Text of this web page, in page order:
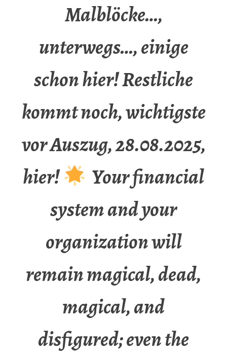
Malblöcke…,
unterwegs…, einige
schon hier! Restliche
kommt noch, wichtigste
vor Auszug, 28.08.2025,
hier!
Your financial
system and your
organization will
remain magical, dead,
magical, and
disfigured; even the